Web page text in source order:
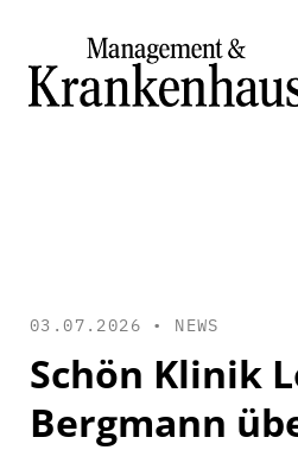
03.07.2026 • NEWS
Schön Klinik
Bergmann